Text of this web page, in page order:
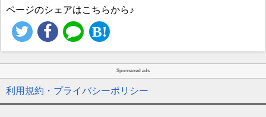
ページのシェアはこちらから♪
Sponsored ads
利用規約・プライバシーポリシー